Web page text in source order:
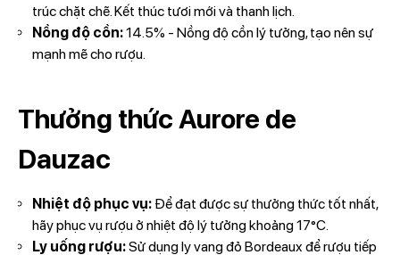
trúc chặt chẽ. Kết thúc tươi mới và thanh lịch.
Nồng độ cồn:14.5% - Nồng độ cồn lý tưởng, tạo nên sự
mạnh mẽ cho rượu.
Thưởng thức Aurore de
Dauzac
Nhiệt độ phục vụ: Để đạt được sự thưởng thức tốt nhất,
hãy phục vụ rượu ở nhiệt độ lý tưởng khoảng 17°C.
Ly uống rượu:Sử dụng ly vang đỏ Bordeaux để rượu tiếp